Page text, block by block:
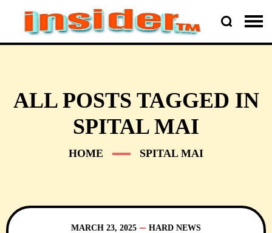
ALL POSTS TAGGED IN
SPITAL MAI
HOME SPITAL MAI
MARCH 23, 2025 HARD NEWS